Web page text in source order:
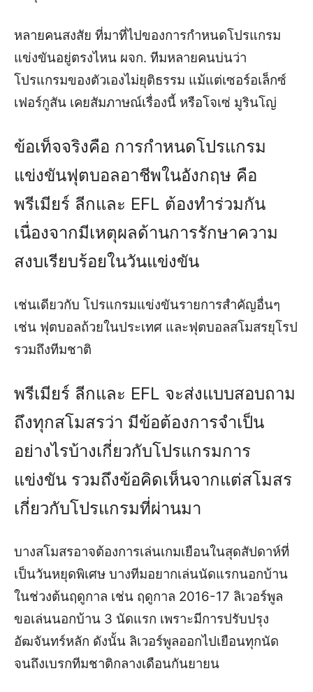
หลายคนสงสัย ที่มาที่ไปของการกำหนดโปรแกรม
แข่งขันอยู่ตรงไหน ผจก. ทีมหลายคนบ่นว่า
โปรแกรมของตัวเองไม่ยุติธรรม แม้แต่เซอร์อเล็กซ์
เฟอร์กูสัน เคยสัมภาษณ์เรื่องนี้ หรือโจเซ่ มูรินโญ่
ข้อเท็จจริงคือ การกำหนดโปรแกรม
แข่งขันฟุตบอลอาชีพในอังกฤษ คือ
พรีเมียร์ ลีกและ EFL ต้องทำร่วมกัน
เนื่องจากมีเหตุผลด้านการรักษาความ
สงบเรียบร้อยในวันแข่งขัน
เช่นเดียวกับ โปรแกรมแข่งขันรายการสำคัญอื่นๆ
เช่น ฟุตบอลถ้วยในประเทศ และฟุตบอลสโมสรยุโรป
รวมถึงทีมชาติ
พรีเมียร์ ลีกและ EFL จะส่งแบบสอบถาม
ถึงทุกสโมสรว่า มีข้อต้องการจำเป็น
อย่างไรบ้างเกี่ยวกับโปรแกรมการ
แข่งขัน รวมถึงข้อคิดเห็นจากแต่สโมสร
เกี่ยวกับโปรแกรมที่ผ่านมา
บางสโมสรอาจต้องการเล่นเกมเยือนในสุดสัปดาห์ที่
เป็นวันหยุดพิเศษ บางทีมอยากเล่นนัดแรกนอกบ้าน
ในช่วงต้นฤดูกาล เช่น ฤดูกาล 2016-17 ลิเวอร์พูล
ขอเล่นนอกบ้าน 3 นัดแรก เพราะมีการปรับปรุง
อัฒจันทร์หลัก ดังนั้น ลิเวอร์พูลออกไปเยือนทุกนัด
จนถึงเบรกทีมชาติกลางเดือนกันยายน